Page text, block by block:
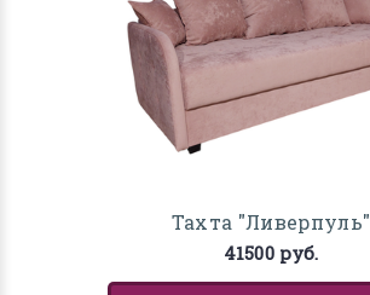
Тахта "Ливерпуль"
41500 руб.